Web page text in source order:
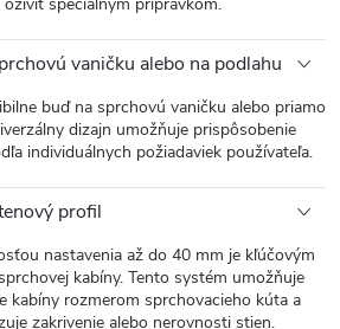
vaničku alebo na podlahu
buď na sprchovú vaničku alebo priamo
dizajn umožňuje prispôsobenie
individuálnych požiadaviek používateľa.
profil
nastavenia až do 40 mm je kľúčovým
kabíny. Tento systém umožňuje
kabíny rozmerom sprchovacieho kúta a
zakrivenie alebo nerovnosti stien.